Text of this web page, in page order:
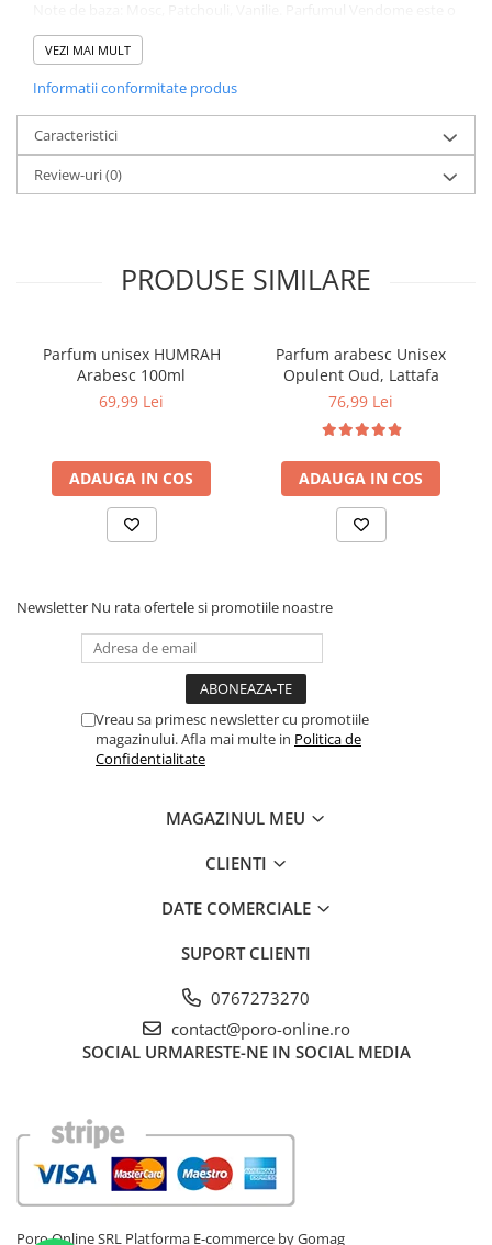
combinaie perfect echilibrat intre prospeime, elegan i rafinament.
Notele de varf, cum ar.
Parfum pentru: El
Cantitate: 100 ml
Tip aplicare: Vaporizator
Tip de parfum: Apa de parfum (EDP)
Brand: Riiffs
VEZI MAI MULT
Informatii conformitate produs
Caracteristici
Review-uri(0)
PRODUSE SIMILARE
Parfum unisex HUMRAH
Arabesc 100ml
69,99 Lei
ADAUGA IN COS
Parfum arabesc Unisex
Opulent Oud, Lattafa
76,99 Lei
ADAUGA IN COS
Newsletter Nu rata ofertele si promotiile noastre
Vreau sa primesc newsletter cu promotiile
magazinului. Afla mai multe in Politica de
Confidentialitate
MAGAZINUL MEU
CLIENTI
DATE COMERCIALE
SUPORT CLIENTI
0767273270
contact@poro-online.ro
SOCIAL URMARESTE-NE IN SOCIAL MEDIA
Poro Online SRL Platforma E-commerce by Gomag